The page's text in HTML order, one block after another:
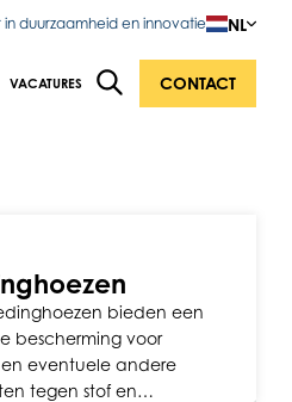
in duurzaamheid en innovatie NL
VACATURES CONTACT
bieden een
bescherming voor
eventuele andere
tegen stof en…